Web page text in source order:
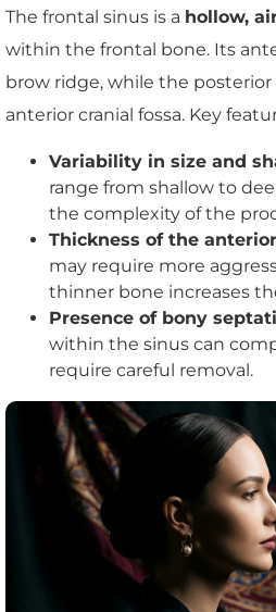
The frontal sinus is a hollow,
within the frontal bone. Its
brow ridge, while the
anterior cranial fossa. Key
Variability in size and
range from shallow to
the complexity of the
Thickness of the
may require more
thinner bone increases
Presence of bony
within the sinus can
require careful removal.